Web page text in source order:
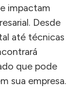
impactam
Desde
até técnicas
que pode
sua empresa.